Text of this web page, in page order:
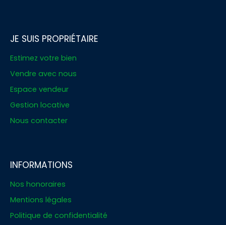
JE SUIS PROPRIÉTAIRE
Estimez votre bien
Vendre avec nous
Espace vendeur
Gestion locative
Nous contacter
INFORMATIONS
Nos honoraires
Mentions légales
Politique de confidentialité